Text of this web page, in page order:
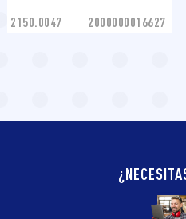
2150.0047 2000000016627